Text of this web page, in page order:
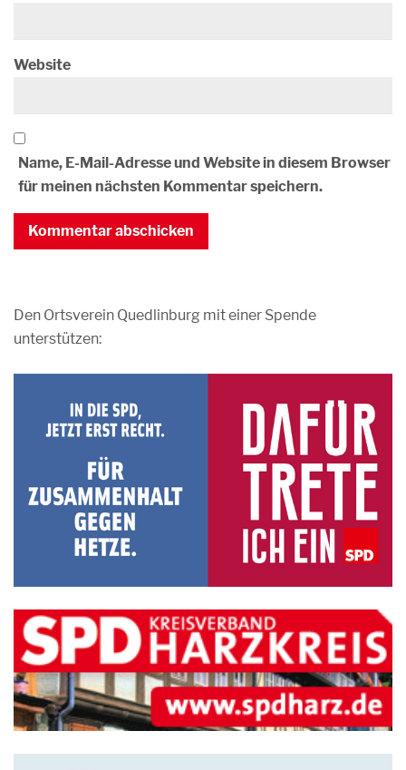
Website
Name, E-Mail-Adresse und Website in diesem Browser
für meinen nächsten Kommentar speichern.
Den Ortsverein Quedlinburg mit einer Spende
unterstützen: